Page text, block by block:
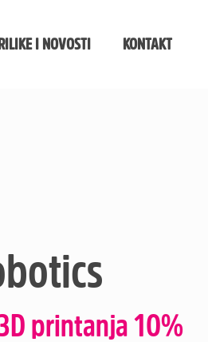
I NOVOSTI KONTAKT
printanja 10%